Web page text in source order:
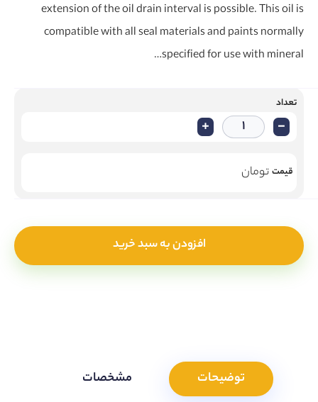
extension of the oil drain interval is possible. This oil is
compatible with all seal materials and paints normally
specified for use with mineral…
تعداد
-
+
قیمتتومان
افزودن به سبد خرید
توضیحات
مشخصات